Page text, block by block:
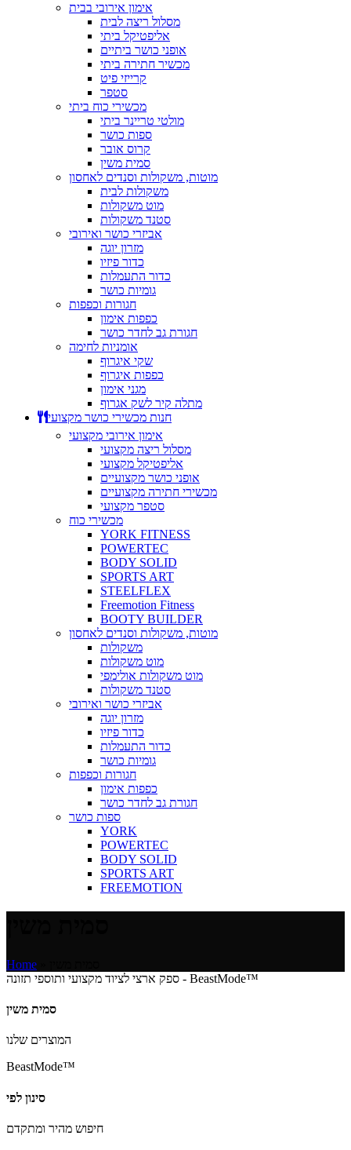
אימון אירובי בבית
מסלול ריצה לבית
אליפטיקל ביתי
אופני כושר ביתיים
מכשיר חתירה ביתי
קרייזי פיט
סטפר
מכשירי כוח ביתי
מולטי טריינר ביתי
ספות כושר
קרוס אובר
סמית משין
מוטות, משקולות וסנדים לאחסון
משקולות לבית
מוט משקולות
סטנד משקולות
אביזרי כושר ואירובי
מזרון יוגה
כדור פיזיו
כדור התעמלות
גומיות כושר
חגורות וכפפות
כפפות אימון
חגורת גב לחדר כושר
אומניות לחימה
שקי איגרוף
כפפות איגרוף
מגני אימון
מתלה קיר לשק אגרוף
חנות מכשירי כושר מקצועי
אימון אירובי מקצועי
מסלול ריצה מקצועי
אליפטיקל מקצועי
אופני כושר מקצועיים
מכשירי חתירה מקצועיים
סטפר מקצועי
מכשירי כוח
YORK FITNESS
POWERTEC
BODY SOLID
SPORTS ART
STEELFLEX
Freemotion Fitness
BOOTY BUILDER
מוטות, משקולות וסנדים לאחסון
משקולות
מוט משקולות
מוט משקולות אולימפי
סטנד משקולות
אביזרי כושר ואירובי
מזרון יוגה
כדור פיזיו
כדור התעמלות
גומיות כושר
חגורות וכפפות
כפפות אימון
חגורת גב לחדר כושר
ספות כושר
YORK
POWERTEC
BODY SOLID
SPORTS ART
FREEMOTION
Home
ספק ארצי לציוד מקצועי ותוספי תזונה - BeastMode™
סמית משין
המוצרים שלנו
BeastMode™
סינון לפי
חיפוש מהיר ומתקדם